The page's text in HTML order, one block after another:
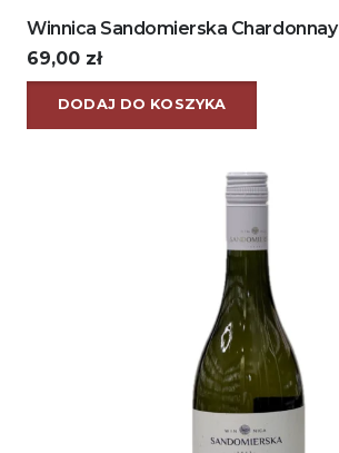
Winnica Sandomierska Chardonnay
69,00 zł
DODAJ DO KOSZYKA